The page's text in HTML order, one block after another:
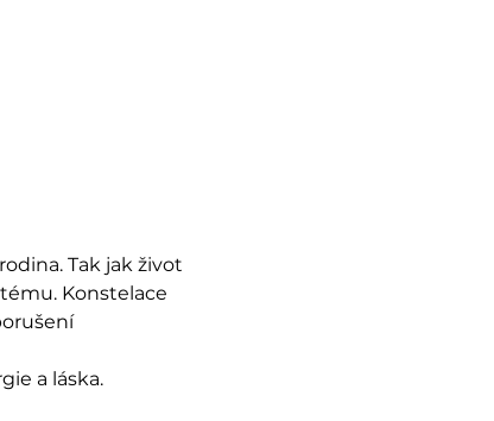
Tak jak život
Konstelace
a láska.